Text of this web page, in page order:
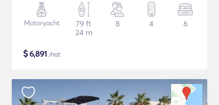
Motoryacht
79 ft
24 m
8 4 6
$6,891 /nat